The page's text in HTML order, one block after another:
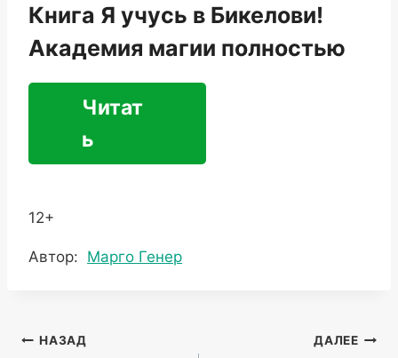
Книга Я учусь в Бикелови!
Академия магии полностью
Читат
ь
12+
Метки
Автор: Марго Генер
Навигация
НАЗАД ДАЛЕЕ